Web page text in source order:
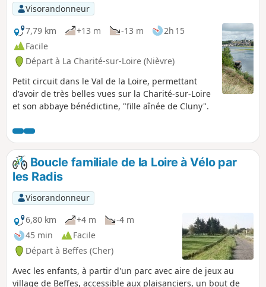
Visorandonneur
7,79 km
+13 m -13 m
2h 15
Facile
Départ à La Charité-sur-Loire (Nièvre)
Petit circuit dans le Val de la Loire, permettant
d'avoir de très belles vues sur la Charité-sur-Loire
et son abbaye bénédictine, "fille aînée de Cluny".
Boucle familiale de la Loire à Vélo par
les Radis
Visorandonneur
6,80 km
+4 m
-4 m
45 min
Facile
Départ à Beffes (Cher)
Avec les enfants, à partir d'un parc avec aire de jeux au
village de Beffes, accessible aux plaisanciers, un bout de